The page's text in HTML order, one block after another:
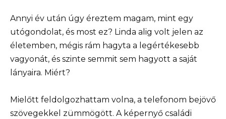
Annyi év után úgy éreztem magam, mint egy
utógondolat, és most ez? Linda alig volt jelen az
életemben, mégis rám hagyta a legértékesebb
vagyonát, és szinte semmit sem hagyott a saját
lányaira. Miért?
Mielőtt feldolgozhattam volna, a telefonom bejövő
szövegekkel zümmögött. A képernyő családi